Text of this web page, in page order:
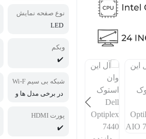
نوع صفحه نمایش
LED
وبکم
✔️
شبکه بی سیم Wi-F
در برخی مدل ها و
خابی نیست)
پورت HDMI
✔️